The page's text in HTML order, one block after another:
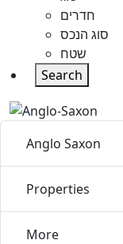
חדרים
סוג הנכס
שטח
Search
Anglo Saxon
Properties
More